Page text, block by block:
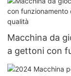
Macchina da
a gettoni con
pollici della